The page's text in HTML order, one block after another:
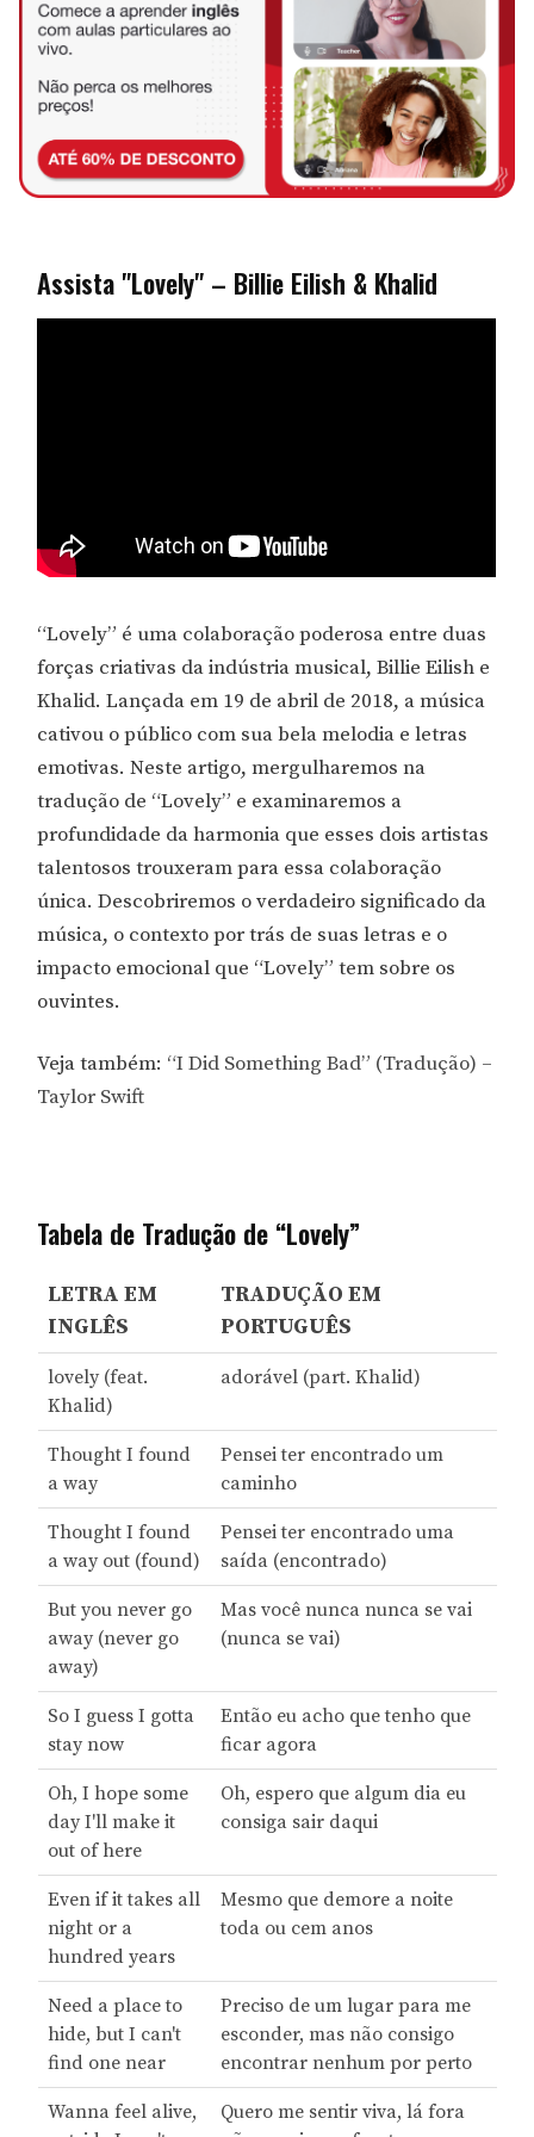
Assista "Lovely" – Billie Eilish & Khalid
“Lovely” é uma colaboração poderosa entre duas
forças criativas da indústria musical, Billie Eilish e
Khalid. Lançada em 19 de abril de 2018, a música
cativou o público com sua bela melodia e letras
emotivas. Neste artigo, mergulharemos na
tradução de “Lovely” e examinaremos a
profundidade da harmonia que esses dois artistas
talentosos trouxeram para essa colaboração
única. Descobriremos o verdadeiro significado da
música, o contexto por trás de suas letras e o
impacto emocional que “Lovely” tem sobre os
ouvintes.
Veja também: “I Did Something Bad” (Tradução) –
Taylor Swift
Tabela de Tradução de “Lovely”
LETRA EM
INGLÊS
TRADUÇÃO EM
PORTUGUÊS
lovely (feat.
Khalid)
adorável (part. Khalid)
Thought I found
a way
Pensei ter encontrado um
caminho
Thought I found
a way out (found)
Pensei ter encontrado uma
saída (encontrado)
But you never go
away (never go
away)
Mas você nunca nunca se vai
(nunca se vai)
So I guess I gotta
stay now
Então eu acho que tenho que
ficar agora
Oh, I hope some
day I'll make it
out of here
Oh, espero que algum dia eu
consiga sair daqui
Even if it takes all
night or a
hundred years
Mesmo que demore a noite
toda ou cem anos
Need a place to
hide, but I can't
find one near
Preciso de um lugar para me
esconder, mas não consigo
encontrar nenhum por perto
Wanna feel alive,
Quero me sentir viva, lá fora